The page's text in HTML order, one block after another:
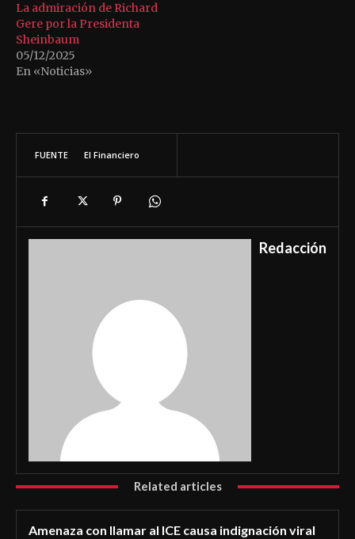
La admiración de Richard
Gere por la Presidenta
Sheinbaum
05/12/2025
En «Noticias»
FUENTE El Financiero
Redacción
Related articles
Amenaza con llamar al ICE causa indignación viral